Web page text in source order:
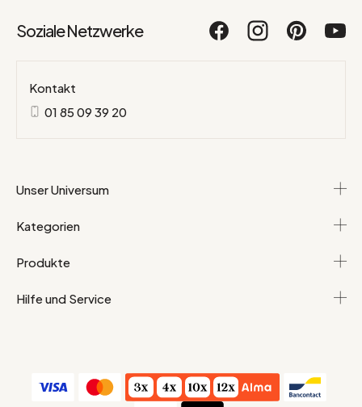
Soziale Netzwerke
Kontakt
01 85 09 39 20
Unser Universum
Kategorien
Produkte
Hilfe und Service